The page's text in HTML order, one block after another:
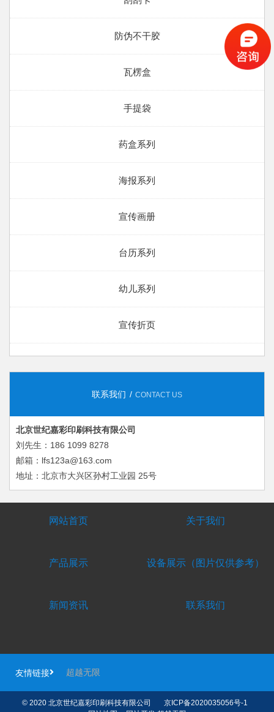
防伪不干胶
瓦楞盒
手提袋
药盒系列
海报系列
宣传画册
台历系列
幼儿系列
宣传折页
联系我们 CONTACT US
北京世纪嘉彩印刷科技有限公司
刘先生：186 1099 8278
邮箱：lfs123a@163.com
地址：北京市大兴区孙村工业园 25号
网站首页 关于我们
产品展示 设备展示（图片仅供参考）
新闻资讯 联系我们
友情链接 超越无限
© 2020 北京世纪嘉彩印刷科技有限公司
京ICP备2020035056号-1